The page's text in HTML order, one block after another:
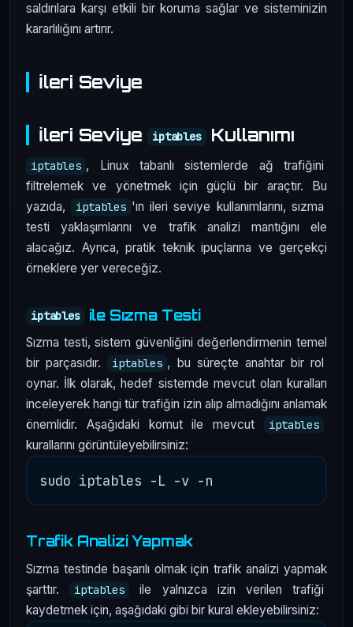
saldırılara karşı etkili bir koruma sağlar ve sisteminizin
kararlılığını artırır.
İleri Seviye
İleri Seviye iptables Kullanımı
iptables , Linux tabanlı sistemlerde ağ trafiğini
filtrelemek ve yönetmek için güçlü bir araçtır. Bu
yazıda,
iptables 'ın ileri seviye kullanımlarını, sızma
testi yaklaşımlarını ve trafik analizi mantığını ele
alacağız. Ayrıca, pratik teknik ipuçlarına ve gerçekçi
örneklere yer vereceğiz.
iptables ile Sızma Testi
Sızma testi, sistem güvenliğini değerlendirmenin temel
bir parçasıdır.
iptables , bu süreçte anahtar bir rol
oynar. İlk olarak, hedef sistemde mevcut olan kuralları
inceleyerek hangi tür trafiğin izin alıp almadığını anlamak
önemlidir. Aşağıdaki komut ile mevcut
iptables
kurallarını görüntüleyebilirsiniz:
Trafik Analizi Yapmak
Sızma testinde başarılı olmak için trafik analizi yapmak
şarttır.
iptables
ile yalnızca izin verilen trafiği
kaydetmek için, aşağıdaki gibi bir kural ekleyebilirsiniz: